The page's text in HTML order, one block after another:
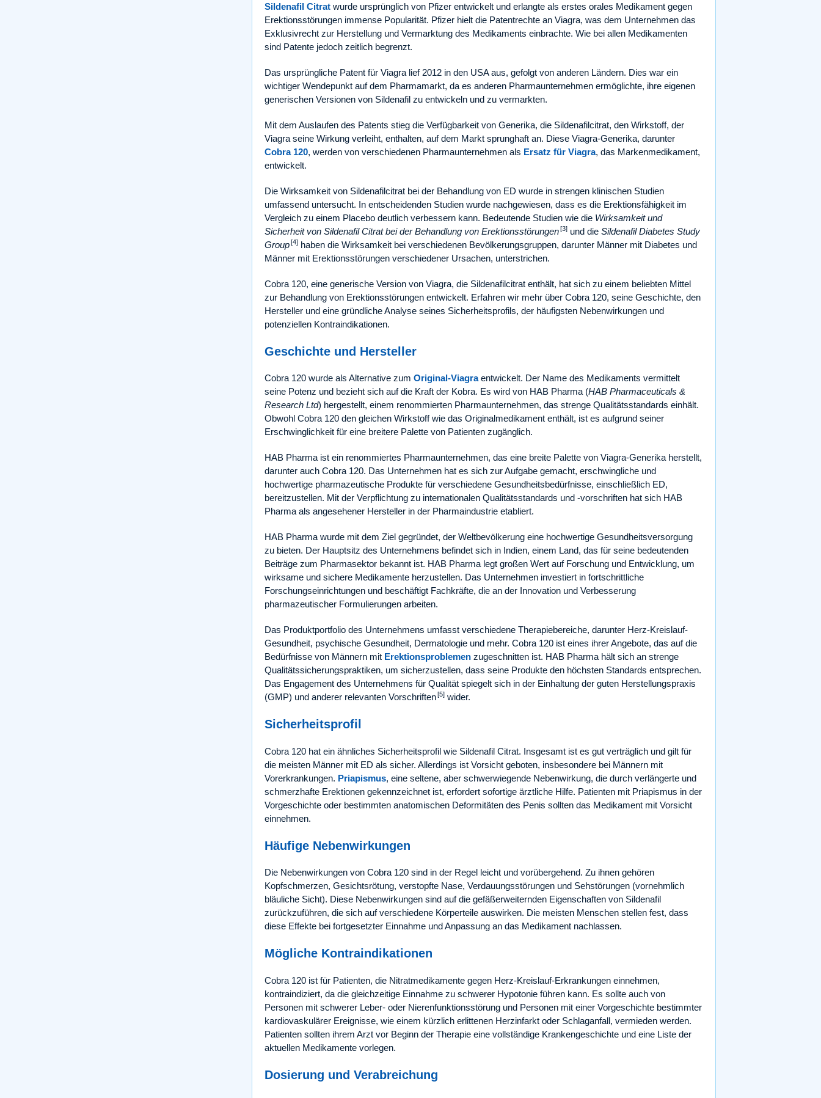
Sildenafil Citrat wurde ursprünglich von Pfizer entwickelt und erlangte als erstes orales Medikament gegen
Erektionsstörungen immense Popularität. Pfizer hielt die Patentrechte an Viagra, was dem Unternehmen das
Exklusivrecht zur Herstellung und Vermarktung des Medikaments einbrachte. Wie bei allen Medikamenten
sind Patente jedoch zeitlich begrenzt.
Das ursprüngliche Patent für Viagra lief 2012 in den USA aus, gefolgt von anderen Ländern. Dies war ein
wichtiger Wendepunkt auf dem Pharmamarkt, da es anderen Pharmaunternehmen ermöglichte, ihre eigenen
generischen Versionen von Sildenafil zu entwickeln und zu vermarkten.
Mit dem Auslaufen des Patents stieg die Verfügbarkeit von Generika, die Sildenafilcitrat, den Wirkstoff, der
Viagra seine Wirkung verleiht, enthalten, auf dem Markt sprunghaft an. Diese Viagra-Generika, darunter
Cobra 120, werden von verschiedenen Pharmaunternehmen als Ersatz für Viagra, das Markenmedikament,
entwickelt.
Die Wirksamkeit von Sildenafilcitrat bei der Behandlung von ED wurde in strengen klinischen Studien
umfassend untersucht. In entscheidenden Studien wurde nachgewiesen, dass es die Erektionsfähigkeit im
Vergleich zu einem Placebo deutlich verbessern kann. Bedeutende Studien wie die Wirksamkeit und
Sicherheit von Sildenafil Citrat bei der Behandlung von Erektionsstörungen[3] und die Sildenafil Diabetes Study
Group[4] haben die Wirksamkeit bei verschiedenen Bevölkerungsgruppen, darunter Männer mit Diabetes und
Männer mit Erektionsstörungen verschiedener Ursachen, unterstrichen.
Cobra 120, eine generische Version von Viagra, die Sildenafilcitrat enthält, hat sich zu einem beliebten Mittel
zur Behandlung von Erektionsstörungen entwickelt. Erfahren wir mehr über Cobra 120, seine Geschichte, den
Hersteller und eine gründliche Analyse seines Sicherheitsprofils, der häufigsten Nebenwirkungen und
potenziellen Kontraindikationen.
Geschichte und Hersteller
Cobra 120 wurde als Alternative zum Original-Viagraentwickelt. Der Name des Medikaments vermittelt
seine Potenz und bezieht sich auf die Kraft der Kobra. Es wird von HAB Pharma (HAB Pharmaceuticals &
Research Ltd) hergestellt, einem renommierten Pharmaunternehmen, das strenge Qualitätsstandards einhält.
Obwohl Cobra 120 den gleichen Wirkstoff wie das Originalmedikament enthält, ist es aufgrund seiner
Erschwinglichkeit für eine breitere Palette von Patienten zugänglich.
HAB Pharma ist ein renommiertes Pharmaunternehmen, das eine breite Palette von Viagra-Generika herstellt,
darunter auch Cobra 120. Das Unternehmen hat es sich zur Aufgabe gemacht, erschwingliche und
hochwertige pharmazeutische Produkte für verschiedene Gesundheitsbedürfnisse, einschließlich ED,
bereitzustellen. Mit der Verpflichtung zu internationalen Qualitätsstandards und -vorschriften hat sich HAB
Pharma als angesehener Hersteller in der Pharmaindustrie etabliert.
HAB Pharma wurde mit dem Ziel gegründet, der Weltbevölkerung eine hochwertige Gesundheitsversorgung
zu bieten. Der Hauptsitz des Unternehmens befindet sich in Indien, einem Land, das für seine bedeutenden
Beiträge zum Pharmasektor bekannt ist. HAB Pharma legt großen Wert auf Forschung und Entwicklung, um
wirksame und sichere Medikamente herzustellen. Das Unternehmen investiert in fortschrittliche
Forschungseinrichtungen und beschäftigt Fachkräfte, die an der Innovation und Verbesserung
pharmazeutischer Formulierungen arbeiten.
Das Produktportfolio des Unternehmens umfasst verschiedene Therapiebereiche, darunter Herz-Kreislauf-
Gesundheit, psychische Gesundheit, Dermatologie und mehr. Cobra 120 ist eines ihrer Angebote, das auf die
Bedürfnisse von Männern mit Erektionsproblemen zugeschnitten ist. HAB Pharma hält sich an strenge
Qualitätssicherungspraktiken, um sicherzustellen, dass seine Produkte den höchsten Standards entsprechen.
Das Engagement des Unternehmens für Qualität spiegelt sich in der Einhaltung der guten Herstellungspraxis
(GMP) und anderer relevanten Vorschriften[5] wider.
Sicherheitsprofil
Cobra 120 hat ein ähnliches Sicherheitsprofil wie Sildenafil Citrat. Insgesamt ist es gut verträglich und gilt für
die meisten Männer mit ED als sicher. Allerdings ist Vorsicht geboten, insbesondere bei Männern mit
Vorerkrankungen. Priapismus, eine seltene, aber schwerwiegende Nebenwirkung, die durch verlängerte und
schmerzhafte Erektionen gekennzeichnet ist, erfordert sofortige ärztliche Hilfe. Patienten mit Priapismus in der
Vorgeschichte oder bestimmten anatomischen Deformitäten des Penis sollten das Medikament mit Vorsicht
einnehmen.
Häufige Nebenwirkungen
Die Nebenwirkungen von Cobra 120 sind in der Regel leicht und vorübergehend. Zu ihnen gehören
Kopfschmerzen, Gesichtsrötung, verstopfte Nase, Verdauungsstörungen und Sehstörungen (vornehmlich
bläuliche Sicht). Diese Nebenwirkungen sind auf die gefäßerweiternden Eigenschaften von Sildenafil
zurückzuführen, die sich auf verschiedene Körperteile auswirken. Die meisten Menschen stellen fest, dass
diese Effekte bei fortgesetzter Einnahme und Anpassung an das Medikament nachlassen.
Mögliche Kontraindikationen
Cobra 120 ist für Patienten, die Nitratmedikamente gegen Herz-Kreislauf-Erkrankungen einnehmen,
kontraindiziert, da die gleichzeitige Einnahme zu schwerer Hypotonie führen kann. Es sollte auch von
Personen mit schwerer Leber- oder Nierenfunktionsstörung und Personen mit einer Vorgeschichte bestimmter
kardiovaskulärer Ereignisse, wie einem kürzlich erlittenen Herzinfarkt oder Schlaganfall, vermieden werden.
Patienten sollten ihrem Arzt vor Beginn der Therapie eine vollständige Krankengeschichte und eine Liste der
aktuellen Medikamente vorlegen.
Dosierung und Verabreichung